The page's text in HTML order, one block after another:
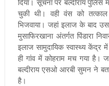
चुकी थी। वही वंस को
भिजवाया। जहां इलाज के बाद
मुसाफिरखाना अंतर्गत पिंडारा
इलाज सामुदायिक स्वास्थ्य
ही गांव में कोहराम मच गया है।
बल्दीराय एसओ आरबी सुमन ने
है।